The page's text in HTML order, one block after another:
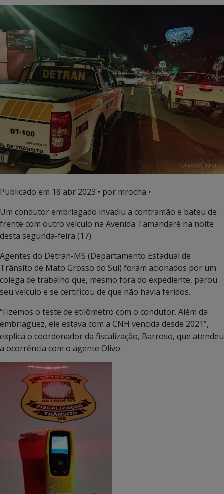
Publicado em 18 abr 2023 • por mrocha •
Um condutor embriagado invadiu a contramão e bateu de
frente com outro veículo na Avenida Tamandaré na noite
desta segunda-feira (17).
Agentes do Detran-MS (Departamento Estadual de
Trânsito de Mato Grosso do Sul) foram acionados por um
colega de trabalho que, mesmo fora do expediente, parou
seu veículo e se certificou de que não havia feridos.
“Fizemos o teste de etilômetro com o condutor. Além da
embriaguez, ele estava com a CNH vencida desde 2021”,
explica o coordenador da fiscalização, Barroso, que atendeu
a ocorrência com o agente Olivo.